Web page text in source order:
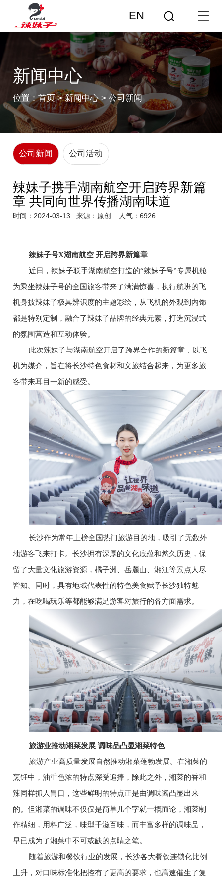
EN
新闻中心
位置：首页>新闻中心> 公司新闻
公司新闻 公司活动
辣妹子携手湖南航空开启跨界新篇
章 共同向世界传播湖南味道
时间：2024-03-13 来源：原创 人气：6926
辣妹子号X湖南航空 开启跨界新篇章
近日，辣妹子联手湖南航空打造的“辣妹子号”专属机舱
为乘坐辣妹子号的全国旅客带来了满满惊喜，执行航班的飞
机身披辣妹子极具辨识度的主题彩绘，从飞机的外观到内饰
都是特别定制，融合了辣妹子品牌的经典元素，打造沉浸式
的氛围营造和互动体验。
此次辣妹子与湖南航空开启了跨界合作的新篇章，以飞
机为媒介，旨在将长沙特色食材和文旅结合起来，为更多旅
客带来耳目一新的感受。
长沙作为常年上榜全国热门旅游目的地，吸引了无数外
地游客飞来打卡。长沙拥有深厚的文化底蕴和悠久历史，保
留了大量文化旅游资源，橘子洲、岳麓山、湘江等景点人尽
皆知。同时，具有地域代表性的特色美食赋予长沙独特魅
力，在吃喝玩乐等都能够满足游客对旅行的各方面需求。
旅游业推动湘菜发展 调味品凸显湘菜特色
旅游产业高质量发展自然推动湘菜蓬勃发展。在湘菜的
烹饪中，油重色浓的特点深受追捧，除此之外，湘菜的香和
辣同样抓人胃口，这些鲜明的特点正是由调味酱凸显出来
的。但湘菜的调味不仅仅是简单几个字就一概而论，湘菜制
作精细，用料广泛，味型千滋百味，而丰富多样的调味品，
早已成为了湘菜中不可或缺的点睛之笔。
随着旅游和餐饮行业的发展，长沙各大餐饮连锁化比例
上升，对口味标准化把控有了更高的要求，也高速催生了复